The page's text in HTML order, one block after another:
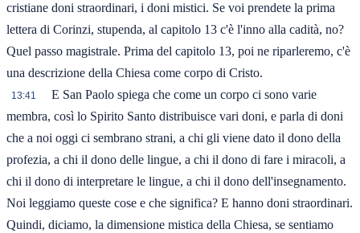
cristiane doni straordinari, i doni mistici. Se voi prendete la prima
lettera di Corinzi, stupenda, al capitolo 13 c'è l'inno alla cadità, no?
Quel passo magistrale. Prima del capitolo 13, poi ne riparleremo, c'è
una descrizione della Chiesa come corpo di Cristo.
13:41
E San Paolo spiega che come un corpo ci sono varie
membra, così lo Spirito Santo distribuisce vari doni, e parla di doni
che a noi oggi ci sembrano strani, a chi gli viene dato il dono della
profezia, a chi il dono delle lingue, a chi il dono di fare i miracoli, a
chi il dono di interpretare le lingue, a chi il dono dell'insegnamento.
Noi leggiamo queste cose e che significa? E hanno doni straordinari.
Quindi, diciamo, la dimensione mistica della Chiesa, se sentiamo